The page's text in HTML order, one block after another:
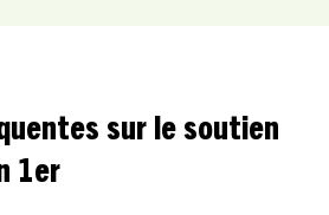
sur le soutien
1er